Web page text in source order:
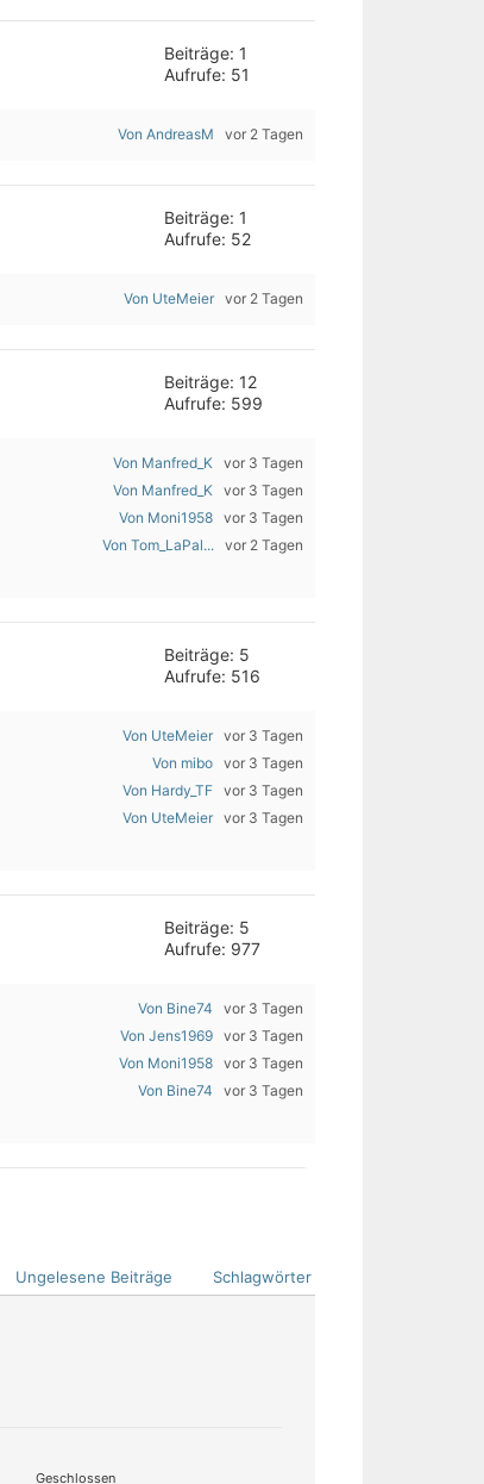
Beiträge: 1
Aufrufe: 51
Von AndreasM vor 2 Tagen
Beiträge: 1
Aufrufe: 52
Von UteMeier vor 2 Tagen
Beiträge: 12
Aufrufe: 599
Von Manfred_K vor 3 Tagen
Von Manfred_K vor 3 Tagen
Von Moni1958 vor 3 Tagen
Von Tom_LaPal... vor 2 Tagen
Beiträge: 5
Aufrufe: 516
Von UteMeier vor 3 Tagen
Von mibo vor 3 Tagen
Von Hardy_TF vor 3 Tagen
Von UteMeier vor 3 Tagen
Beiträge: 5
Aufrufe: 977
Von Bine74 vor 3 Tagen
Von Jens1969 vor 3 Tagen
Von Moni1958 vor 3 Tagen
Von Bine74 vor 3 Tagen
Ungelesene Beiträge Schlagwörter
Geschlossen